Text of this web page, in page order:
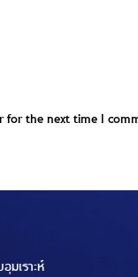
for the next time I
มเราะห์